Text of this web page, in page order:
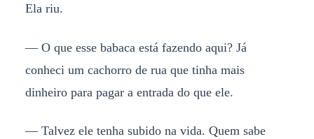
Ela riu.
— O que esse babaca está fazendo aqui? Já
conheci um cachorro de rua que tinha mais
dinheiro para pagar a entrada do que ele.
— Talvez ele tenha subido na vida. Quem sabe